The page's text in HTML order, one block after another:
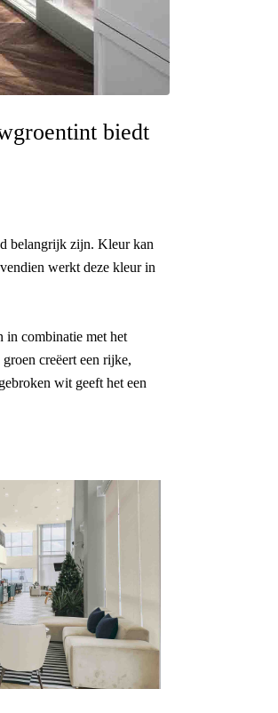
biedt
belangrijk zijn. Kleur kan
werkt deze kleur in
in combinatie met het
creëert een rijke,
wit geeft het een